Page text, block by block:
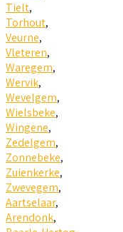
Tielt,
Torhout,
Veurne,
Vleteren,
Waregem,
Wervik,
Wevelgem,
Wielsbeke,
Wingene,
Zedelgem,
Zonnebeke,
Zuienkerke,
Zwevegem,
Aartselaar,
Arendonk,